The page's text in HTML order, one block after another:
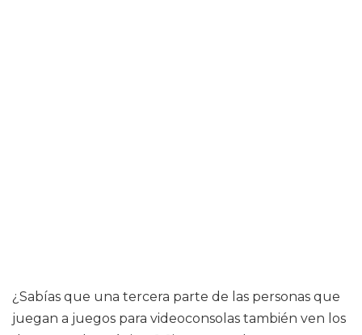
¿Sabías que una tercera parte de las personas que
juegan a juegos para videoconsolas también ven los